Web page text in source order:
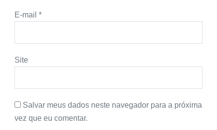
E-mail *
Site
Salvar meus dados neste navegador para a próxima
vez que eu comentar.